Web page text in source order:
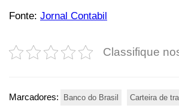
Fonte: Jornal Contabil
Classifique
Marcadores: Banco do Brasil Carteira de